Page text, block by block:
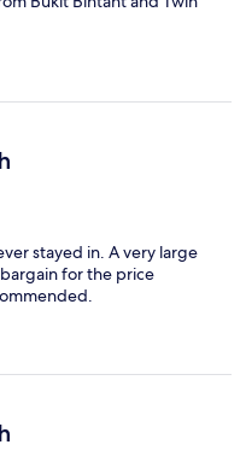
stayed in. A very large
for the price